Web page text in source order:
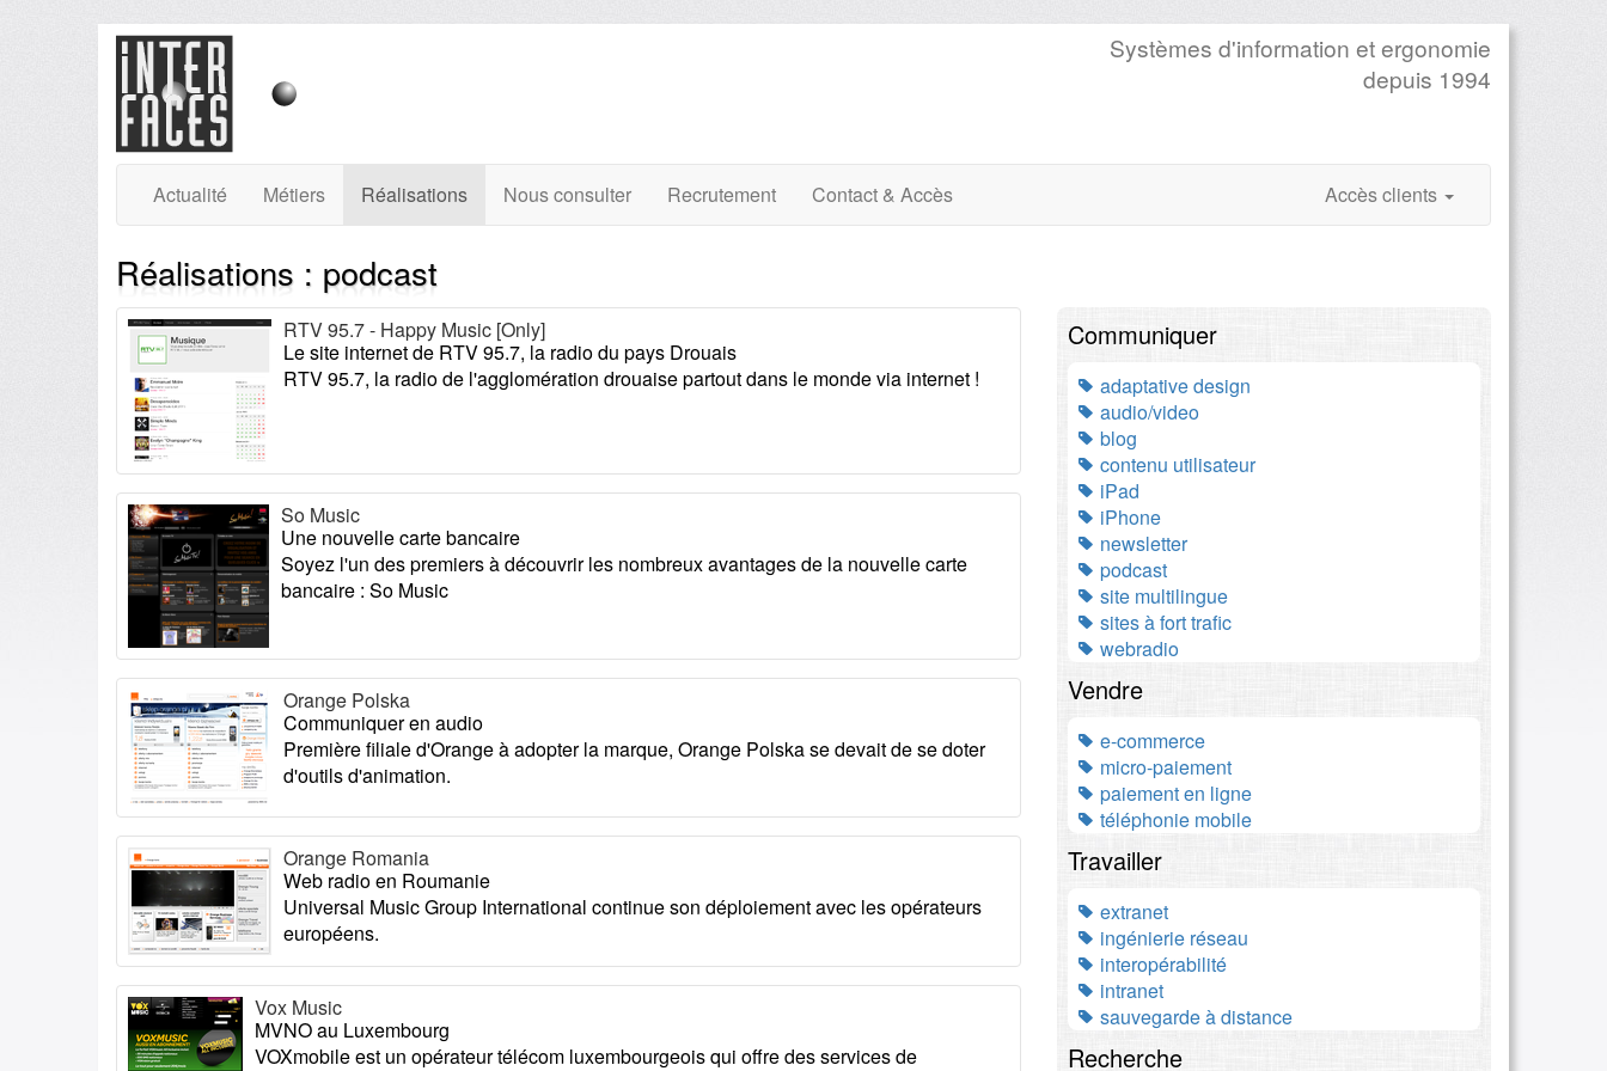
Systèmes d'information et ergonomie
depuis 1994
Actualité Métiers Réalisations Nous consulter Recrutement Contact & Accès Accès clients
Réalisations : podcast
RTV 95.7 - Happy Music [Only]
Le site internet de RTV 95.7, la radio du pays Drouais
RTV 95.7, la radio de l'agglomération drouaise partout dans le monde via internet !
So Music
Une nouvelle carte bancaire
Soyez l'un des premiers à découvrir les nombreux avantages de la nouvelle carte
bancaire : So Music
Orange Polska
Communiquer en audio
Première filiale d'Orange à adopter la marque, Orange Polska se devait de se doter
d'outils d'animation.
Orange Romania
Web radio en Roumanie
Universal Music Group International continue son déploiement avec les opérateurs
européens.
Vox Music
MVNO au Luxembourg
VOXmobile est un opérateur télécom luxembourgeois qui offre des services de
Communiquer
adaptative design
audio/video
blog
contenu utilisateur
iPad
iPhone
newsletter
podcast
site multilingue
sites à fort trafic
webradio
Vendre
e-commerce
micro-paiement
paiement en ligne
téléphonie mobile
Travailler
extranet
ingénierie réseau
interopérabilité
intranet
sauvegarde à distance
Recherche